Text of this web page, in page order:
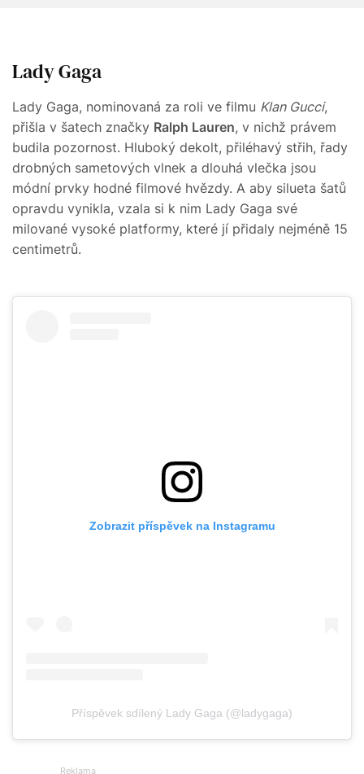
Lady Gaga
Lady Gaga, nominovaná za roli ve filmu Klan Gucci,
přišla v šatech značky Ralph Lauren, v nichž právem
budila pozornost. Hluboký dekolt, přiléhavý střih, řady
drobných sametových vlnek a dlouhá vlečka jsou
módní prvky hodné filmové hvězdy. A aby silueta šatů
opravdu vynikla, vzala si k nim Lady Gaga své
milované vysoké platformy, které jí přidaly nejméně 15
centimetrů.
Zobrazit příspěvek na Instagramu
Příspěvek sdílený Lady Gaga (@ladygaga)